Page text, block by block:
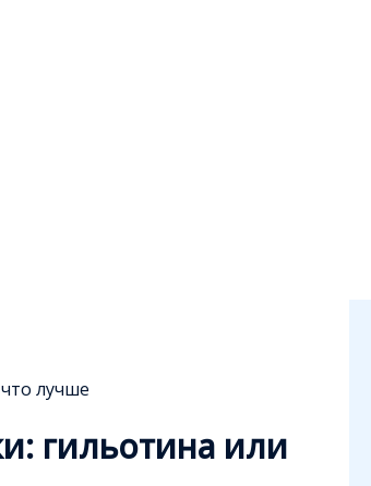
лучше
гильотина или